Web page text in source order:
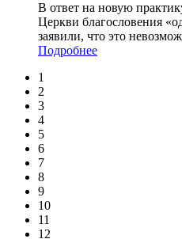
В ответ на новую
Церкви благословения
заявили, что это
Подробнее
1
2
3
4
5
6
7
8
9
10
11
12